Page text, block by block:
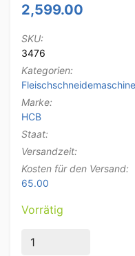
2,599.00
SKU:
3476
Kategorien:
Marke:
HCB
Staat:
Versandzeit:
Kosten für den Versand:
65.00
Vorrätig
HCB Manuelle